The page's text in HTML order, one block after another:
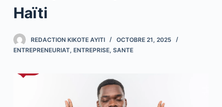
n
e
n
Haïti
REDACTION KIKOTE AYITI
OCTOBRE 21, 2025
ENTREPRENEURIAT, ENTREPRISE, SANTE